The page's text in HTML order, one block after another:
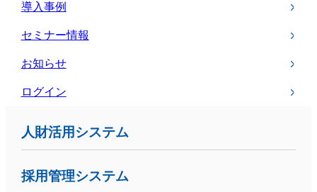
導入事例
セミナー情報
お知らせ
ログイン
人財活用システム
採用管理システム